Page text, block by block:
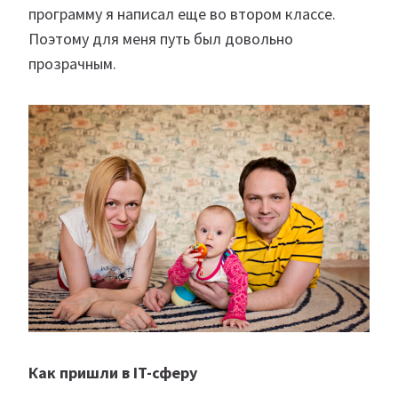
программу я написал еще во втором классе.
Поэтому для меня путь был довольно
прозрачным.
Как пришли в IT-сферу